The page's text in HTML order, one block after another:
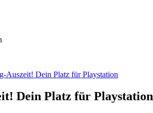
Auszeit! Dein Platz für Playstation
Dein Platz für Playstation